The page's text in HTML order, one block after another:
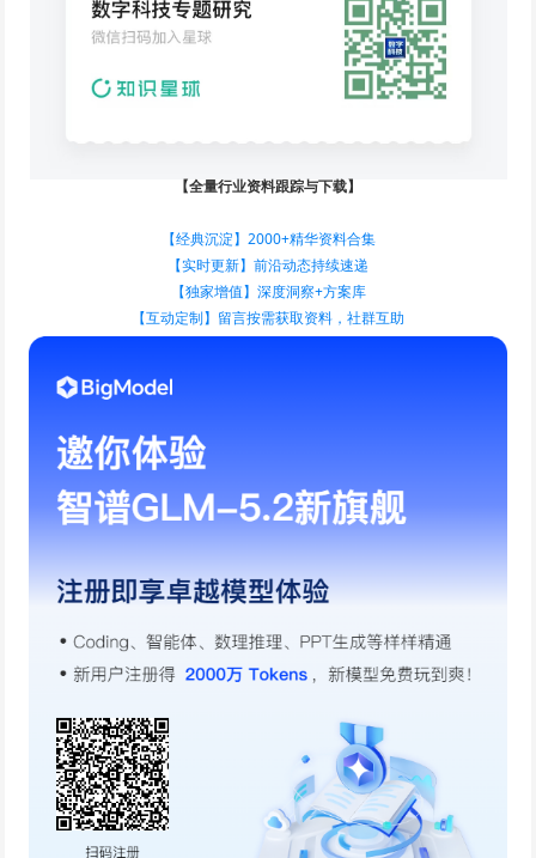
【全量行业资料跟踪与下载】
【经典沉淀】2000+精华资料合集
【实时更新】前沿动态持续速递
【独家增值】深度洞察+方案库
【互动定制】留言按需获取资料，社群互助